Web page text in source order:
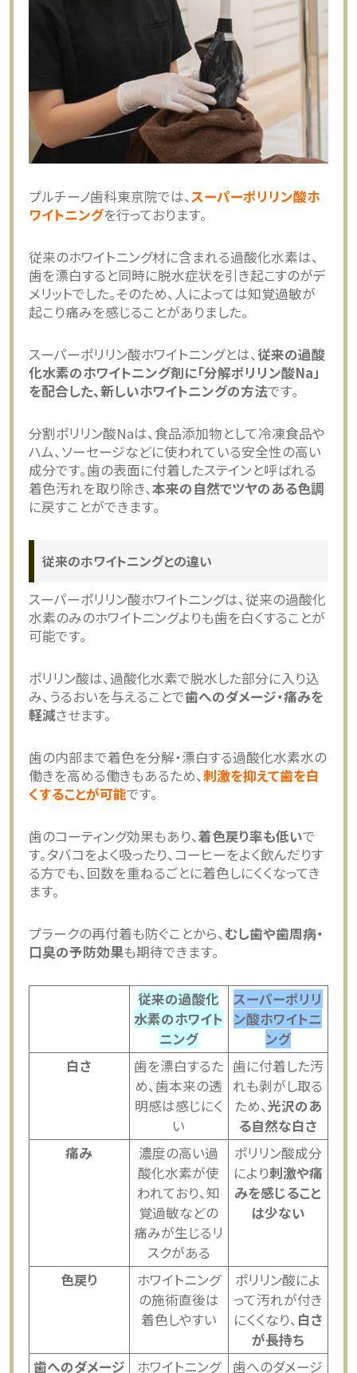
プルチーノ歯科東京院では、スーパーポリリン酸ホ
ワイトニングを行っております。
従来のホワイトニング材に含まれる過酸化水素は、
歯を漂白すると同時に脱水症状を引き起こすのがデ
メリットでした。そのため、人によっては知覚過敏が
起こり痛みを感じることがありました。
スーパーポリリン酸ホワイトニングとは、 従来の過酸
化水素のホワイトニング剤に「分解ポリリン酸Na」
を配合した、新しいホワイトニングの方法です。
分割ポリリン酸Naは、食品添加物として冷凍食品や
ハム、ソーセージなどに使われている安全性の高い
成分です。歯の表面に付着したステインと呼ばれる
着色汚れを取り除き、本来の自然でツヤのある色調
に戻すことができます。
従来のホワイトニングとの違い
スーパーポリリン酸ホワイトニングは、従来の過酸化
水素のみのホワイトニングよりも歯を白くすることが
可能です。
ポリリン酸は、過酸化水素で脱水した部分に入り込
み、うるおいを与えることで歯へのダメージ・痛みを
軽減させます。
歯の内部まで着色を分解・漂白する過酸化水素水の
働きを高める働きもあるため、刺激を抑えて歯を白
くすることが可能です。
歯のコーティング効果もあり、着色戻り率も低いで
す。タバコをよく吸ったり、コーヒーをよく飲んだりす
る方でも、回数を重ねるごとに着色しにくくなってき
ます。
プラークの再付着も防ぐことから、 むし歯や歯周病・
口臭の予防効果も期待できます。
従来の過酸化
水素のホワイト
ニング
スーパーポリリ
ン酸ホワイトニ
ング
白さ
歯を漂白するた
め、歯本来の透
明感は感じにく
い
歯に付着した汚
れも剥がし取る
ため、光沢のあ
る自然な白さ
痛み
濃度の高い過
酸化水素が使
われており、知
覚過敏などの
痛みが生じるリ
スクがある
ポリリン酸成分
により刺激や痛
みを感じること
は少ない
色戻り
ホワイトニング
の施術直後は
着色しやすい
ポリリン酸によ
って汚れが付き
にくくなり、 白さ
が長持ち
歯へのダメージ
ホワイトニング 歯へのダメージ